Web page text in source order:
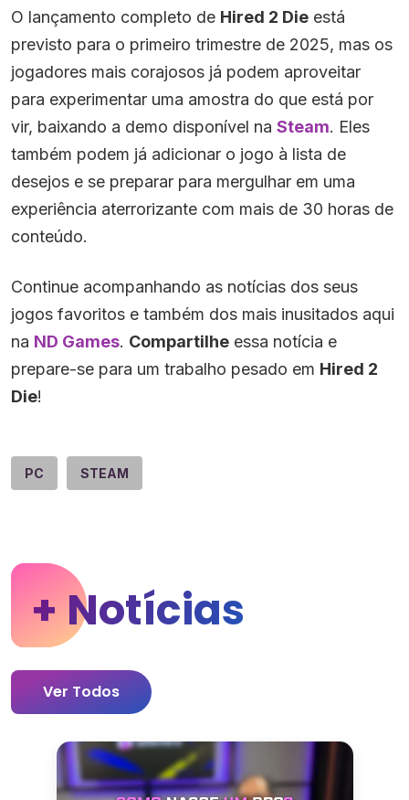
O lançamento completo de Hired 2 Die está
previsto para o primeiro trimestre de 2025, mas os
jogadores mais corajosos já podem aproveitar
para experimentar uma amostra do que está por
vir, baixando a demo disponível na Steam. Eles
também podem já adicionar o jogo à lista de
desejos e se preparar para mergulhar em uma
experiência aterrorizante com mais de 30 horas de
conteúdo.
Continue acompanhando as notícias dos seus
jogos favoritos e também dos mais inusitados aqui
na ND Games. Compartilhe essa notícia e
prepare-se para um trabalho pesado em Hired 2
Die!
PC STEAM
+ Notícias
Ver Todos